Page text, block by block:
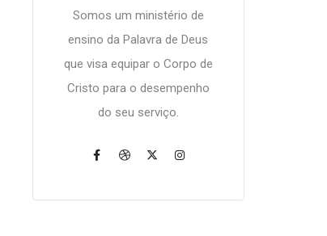
Somos um ministério de
ensino da Palavra de Deus
que visa equipar o Corpo de
Cristo para o desempenho
do seu serviço.